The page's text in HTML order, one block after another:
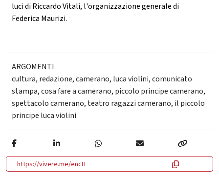
luci di Riccardo Vitali, l'organizzazione generale di
Federica Maurizi.
ARGOMENTI
cultura, redazione,camerano, luca violini,comunicato
stampa,cosa fare a camerano, piccolo principe camerano,
spettacolo camerano, teatro ragazzi camerano, il piccolo
principe luca violini
https://vivere.me/encH